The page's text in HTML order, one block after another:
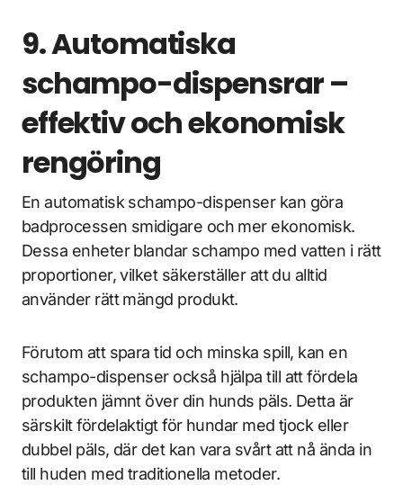
9. Automatiska
schampo-dispensrar –
effektiv och ekonomisk
rengöring
En automatisk schampo-dispenser kan göra
badprocessen smidigare och mer ekonomisk.
Dessa enheter blandar schampo med vatten i rätt
proportioner, vilket säkerställer att du alltid
använder rätt mängd produkt.
Förutom att spara tid och minska spill, kan en
schampo-dispenser också hjälpa till att fördela
produkten jämnt över din hunds päls. Detta är
särskilt fördelaktigt för hundar med tjock eller
dubbel päls, där det kan vara svårt att nå ända in
till huden med traditionella metoder.